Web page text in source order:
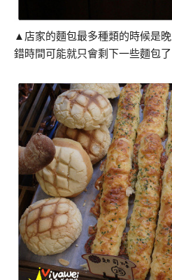
▲店家的麵包最多種類的時候是
錯時間可能就只會剩下一些麵包了